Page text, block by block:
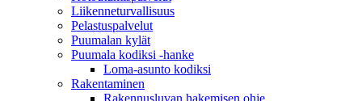
Liikenneturvallisuus
Pelastuspalvelut
Puumalan kylät
Puumala kodiksi -hanke
Loma-asunto kodiksi
Rakentaminen
Rakennusluvan hakemisen ohje